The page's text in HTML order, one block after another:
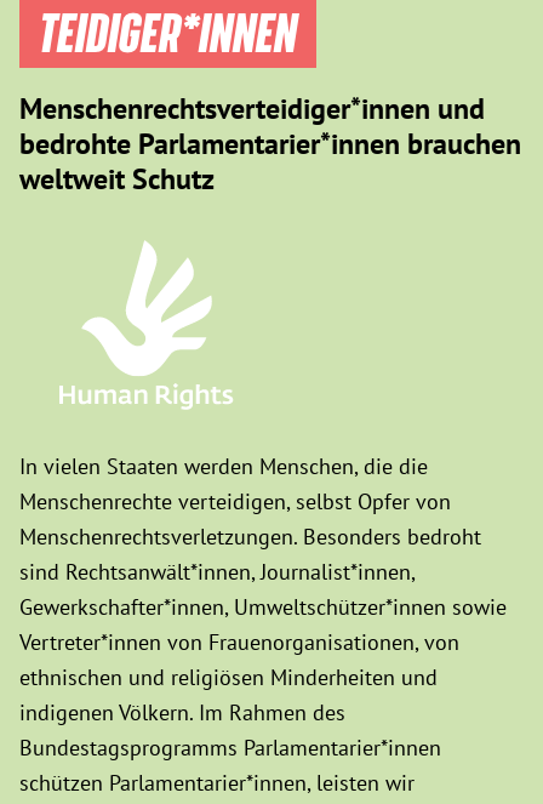
TEIDIGER­*INNEN
Menschenrechtsverteidiger*innen und
bedrohte Parlamentarier*innen brauchen
weltweit Schutz
In vielen Staaten werden Menschen, die die
Menschenrechte verteidigen, selbst Opfer von
Menschenrechtsverletzungen. Besonders bedroht
sind Rechtsanwält*innen, Journalist*innen,
Gewerkschafter*innen, Umweltschützer*innen sowie
Vertreter*innen von Frauenorganisationen, von
ethnischen und religiösen Minderheiten und
indigenen Völkern. Im Rahmen des
Bundestagsprogramms Parlamentarier*innen
schützen Parlamentarier*innen, leisten wir